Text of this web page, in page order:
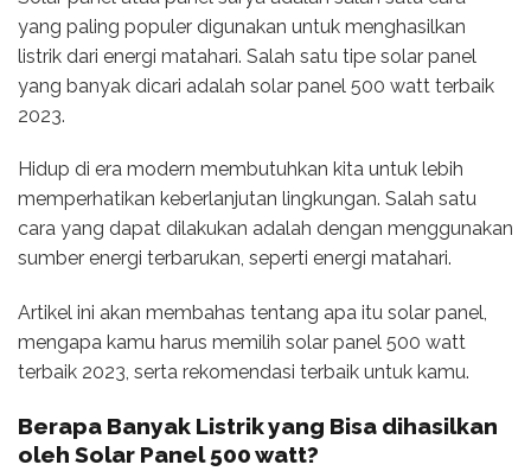
yang paling populer digunakan untuk menghasilkan
listrik dari energi matahari. Salah satu tipe solar panel
yang banyak dicari adalah solar panel 500 watt terbaik
2023.
Hidup di era modern membutuhkan kita untuk lebih
memperhatikan keberlanjutan lingkungan. Salah satu
cara yang dapat dilakukan adalah dengan menggunakan
sumber energi terbarukan, seperti energi matahari.
Artikel ini akan membahas tentang apa itu solar panel,
mengapa kamu harus memilih solar panel 500 watt
terbaik 2023, serta rekomendasi terbaik untuk kamu.
Berapa Banyak Listrik yang Bisa dihasilkan
oleh Solar Panel 500 watt?